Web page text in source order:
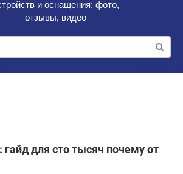
и оснащения: фото,
отзывы, видео
гайд для сто тысяч почему от